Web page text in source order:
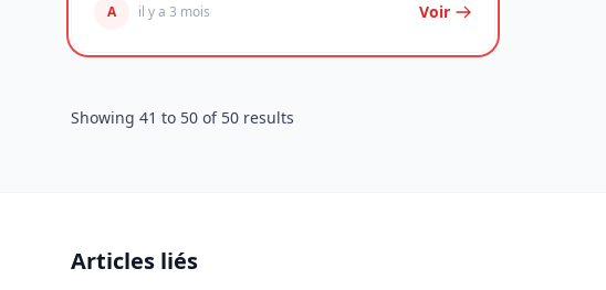
A il y a 3 mois Voir
Showing 41 to 50 of 50 results
Articles liés